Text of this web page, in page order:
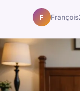
F François